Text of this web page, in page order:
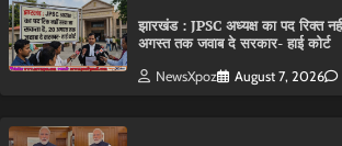
झारखंड : JPSC अध्यक्ष का पद रिक्त
अगस्त तक जवाब दे सरकार- हाई कोर्ट
NewsXpoz August 7, 2026